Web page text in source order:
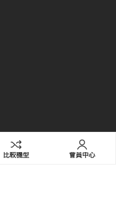
比較機型 會員中心